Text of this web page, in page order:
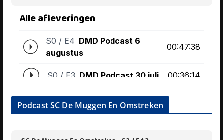
Podcast SC De Muggen En Omstreken